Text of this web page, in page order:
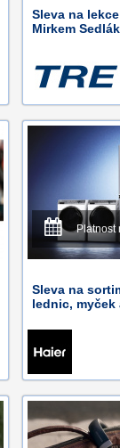
Sleva na
Mirkem
Platnost
Sleva na
lednic, myček